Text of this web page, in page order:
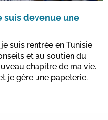
suis devenue une
suis rentrée en Tunisie
et au soutien du
chapitre de ma vie.
je gère une papeterie.